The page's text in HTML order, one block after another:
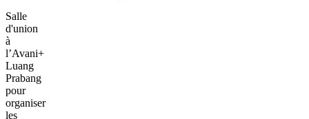
L’Avani+ Luang Prabang
MICE au Laos
réunions, ateliers et petites conférences. Les salles de travail sont
aménagées pour accueillir des événements variés et répondent aux
besoins des entreprises qui recherchent des hébergements pour‎
événements d’entreprise‎ Laos
l’établissement et la présence‎ d’un personnel disponible vingt quatre